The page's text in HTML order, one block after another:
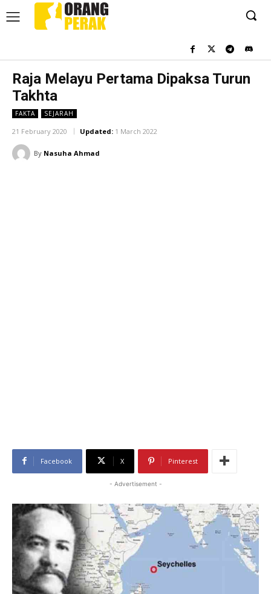
Raja Melayu Pertama Dipaksa Turun
Takhta
FAKTA SEJARAH
21 February 2020 Updated: 1 March 2022
By Nasuha Ahmad
Facebook X Pinterest
- Advertisement -